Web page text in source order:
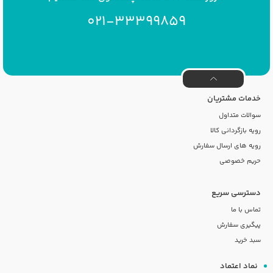
021-33399859
خدمات مشتریان
سوالات متداول
رویه بازگردانی کالا
رویه های ارسال سفارش
حریم خصوصی
دسترسی سریع
تماس با ما
پیگیری سفارش
سبد خرید
نماد اعتماد